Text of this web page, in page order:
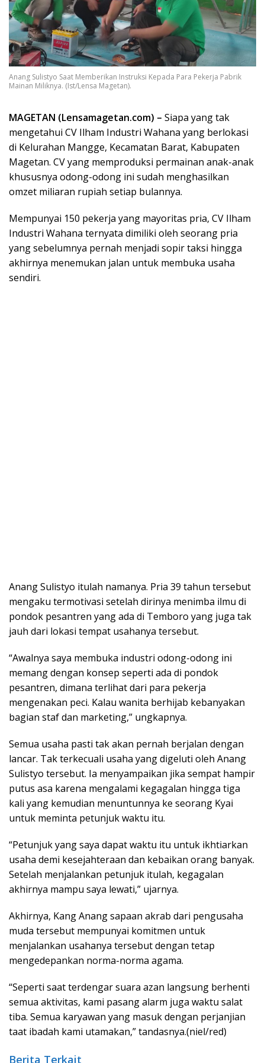
Anang Sulistyo Saat Memberikan Instruksi Kepada Para Pekerja Pabrik
Mainan Miliknya. (Ist/Lensa Magetan).
MAGETAN (Lensamagetan.com) – Siapa yang tak
mengetahui CV Ilham Industri Wahana yang berlokasi
di Kelurahan Mangge, Kecamatan Barat, Kabupaten
Magetan. CV yang memproduksi permainan anak-anak
khususnya odong-odong ini sudah menghasilkan
omzet miliaran rupiah setiap bulannya.
Mempunyai 150 pekerja yang mayoritas pria, CV Ilham
Industri Wahana ternyata dimiliki oleh seorang pria
yang sebelumnya pernah menjadi sopir taksi hingga
akhirnya menemukan jalan untuk membuka usaha
sendiri.
Anang Sulistyo itulah namanya. Pria 39 tahun tersebut
mengaku termotivasi setelah dirinya menimba ilmu di
pondok pesantren yang ada di Temboro yang juga tak
jauh dari lokasi tempat usahanya tersebut.
“Awalnya saya membuka industri odong-odong ini
memang dengan konsep seperti ada di pondok
pesantren, dimana terlihat dari para pekerja
mengenakan peci. Kalau wanita berhijab kebanyakan
bagian staf dan marketing,” ungkapnya.
Semua usaha pasti tak akan pernah berjalan dengan
lancar. Tak terkecuali usaha yang digeluti oleh Anang
Sulistyo tersebut. Ia menyampaikan jika sempat hampir
putus asa karena mengalami kegagalan hingga tiga
kali yang kemudian menuntunnya ke seorang Kyai
untuk meminta petunjuk waktu itu.
“Petunjuk yang saya dapat waktu itu untuk ikhtiarkan
usaha demi kesejahteraan dan kebaikan orang banyak.
Setelah menjalankan petunjuk itulah, kegagalan
akhirnya mampu saya lewati,” ujarnya.
Akhirnya, Kang Anang sapaan akrab dari pengusaha
muda tersebut mempunyai komitmen untuk
menjalankan usahanya tersebut dengan tetap
mengedepankan norma-norma agama.
“Seperti saat terdengar suara azan langsung berhenti
semua aktivitas, kami pasang alarm juga waktu salat
tiba. Semua karyawan yang masuk dengan perjanjian
taat ibadah kami utamakan,” tandasnya.(niel/red)
Berita Terkait